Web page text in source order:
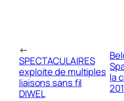
←
SPECTACULAIRES
exploite de multiples
liaisons sans fil
DIWEL
la